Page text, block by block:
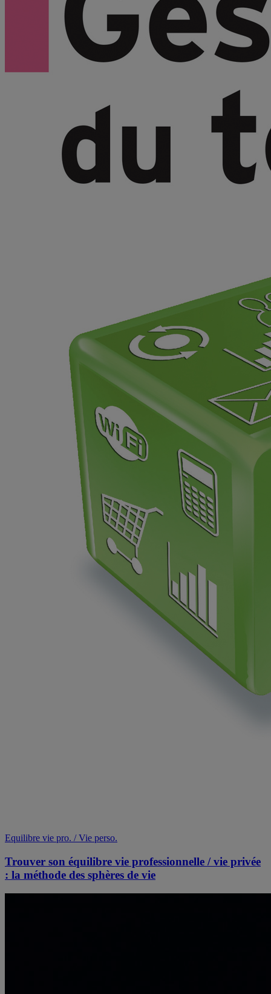
Equilibre vie pro. / Vie perso.
Trouver son équilibre vie professionnelle / vie privée
: la méthode des sphères de vie